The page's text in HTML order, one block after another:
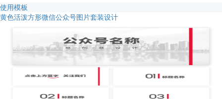
使用模板
黄色活泼方形微信公众号图片套装设计